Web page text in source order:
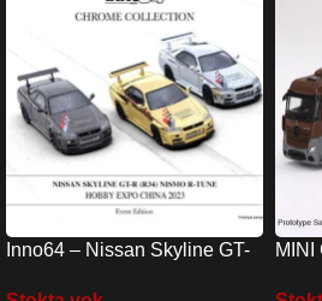
Inno64 – Nissan Skyline GT-
MINI